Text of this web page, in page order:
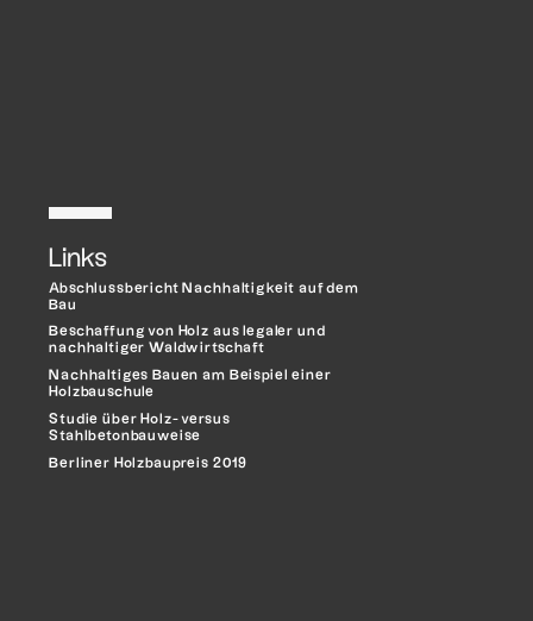
Links
Abschlussbericht Nachhaltigkeit auf dem
Bau
Beschaffung von Holz aus legaler und
nachhaltiger Waldwirtschaft
Nachhaltiges Bauen am Beispiel einer
Holzbauschule
Studie über Holz- versus
Stahlbetonbauweise
Berliner Holzbaupreis 2019